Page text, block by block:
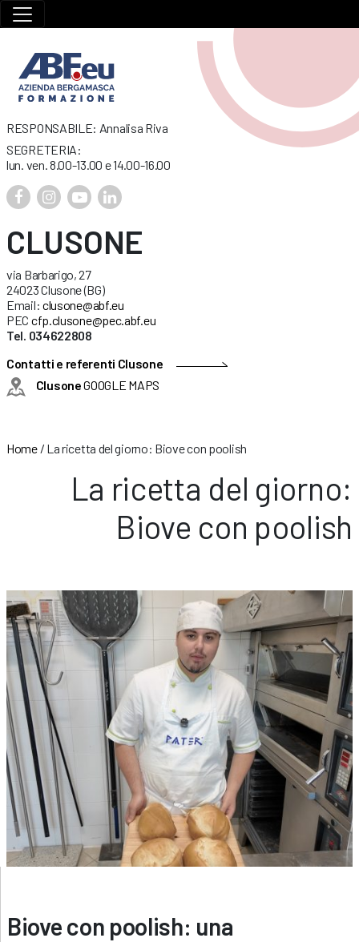
RESPONSABILE: Annalisa Riva
SEGRETERIA:
lun. ven. 8.00-13.00 e 14.00-16.00
CLUSONE
via Barbarigo, 27
24023 Clusone (BG)
Email: clusone@abf.eu
PEC cfp.clusone@pec.abf.eu
Tel. 034622808
Contatti e referenti Clusone
ClusoneGOOGLE MAPS
Home/ La ricetta del giorno: Biove con poolish
La ricetta del giorno:
Biove con poolish
Biove con poolish: una